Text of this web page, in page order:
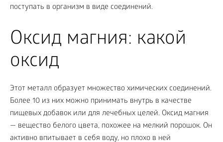
поступать в организм в виде соединений.
Оксид магния: какой
оксид
Этот металл образует множество химических соединений.
Более 10 из них можно принимать внутрь в качестве
пищевых добавок или для лечебных целей. Оксид магния
— вещество белого цвета, похожее на мелкий порошок. Он
активно впитывает в себя воду, но плохо в ней